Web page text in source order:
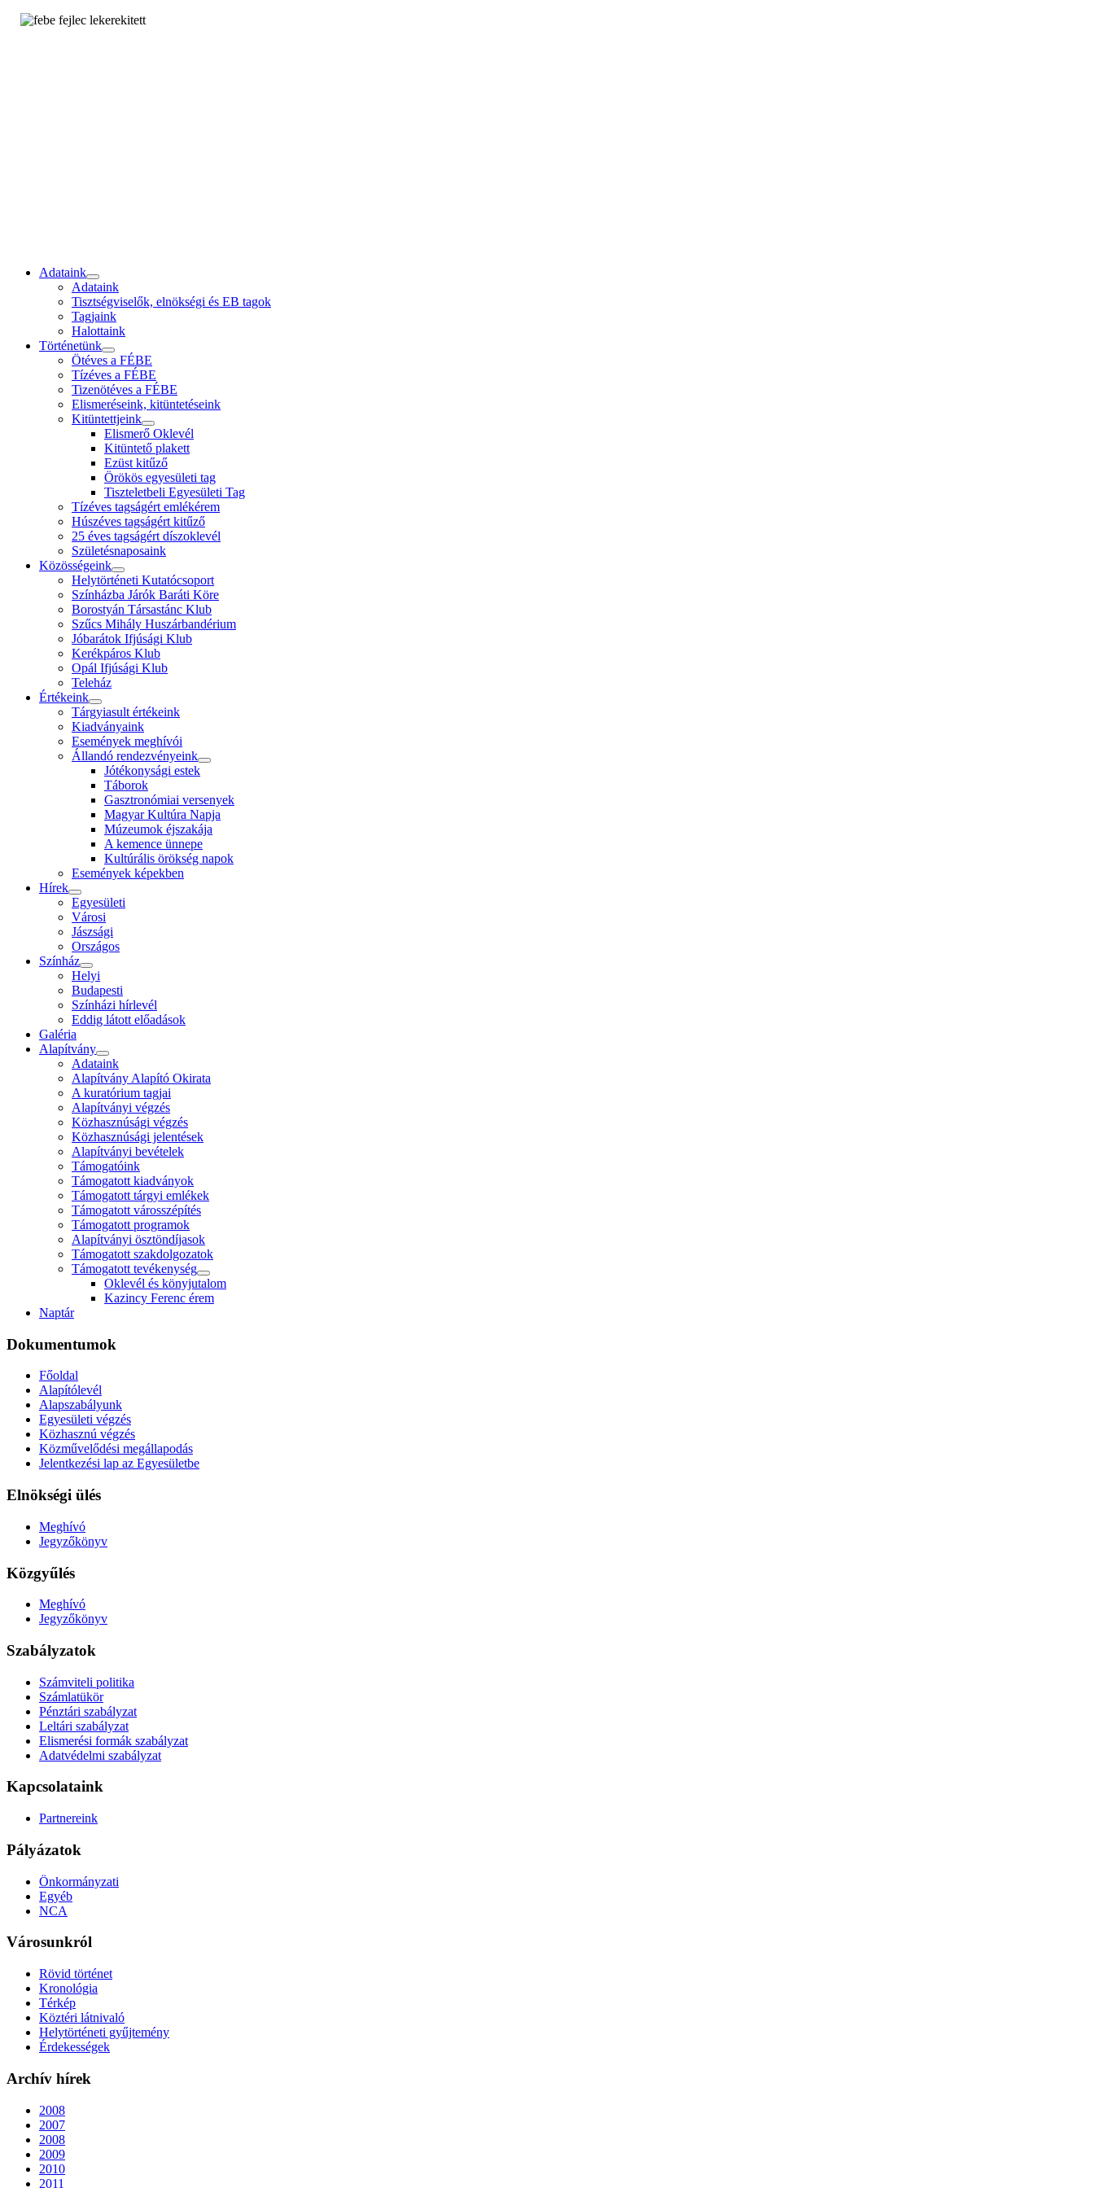
Adataink
Adataink
Tisztségviselők, elnökségi és EB tagok
Tagjaink
Halottaink
Történetünk
Ötéves a FÉBE
Tízéves a FÉBE
Tizenötéves a FÉBE
Elismeréseink, kitüntetéseink
Kitüntettjeink
Elismerő Oklevél
Kitüntető plakett
Ezüst kitűző
Örökös egyesületi tag
Tiszteletbeli Egyesületi Tag
Tízéves tagságért emlékérem
Húszéves tagságért kitűző
25 éves tagságért díszoklevél
Születésnaposaink
Közösségeink
Helytörténeti Kutatócsoport
Színházba Járók Baráti Köre
Borostyán Társastánc Klub
Szűcs Mihály Huszárbandérium
Jóbarátok Ifjúsági Klub
Kerékpáros Klub
Opál Ifjúsági Klub
Teleház
Értékeink
Tárgyiasult értékeink
Kiadványaink
Események meghívói
Állandó rendezvényeink
Jótékonysági estek
Táborok
Gasztronómiai versenyek
Magyar Kultúra Napja
Múzeumok éjszakája
A kemence ünnepe
Kultúrális örökség napok
Események képekben
Hírek
Egyesületi
Városi
Jászsági
Országos
Színház
Helyi
Budapesti
Színházi hírlevél
Eddig látott előadások
Galéria
Alapítvány
Adataink
Alapítvány Alapító Okirata
A kuratórium tagjai
Alapítványi végzés
Közhasznúsági végzés
Közhasznúsági jelentések
Alapítványi bevételek
Támogatóink
Támogatott kiadványok
Támogatott tárgyi emlékek
Támogatott városszépítés
Támogatott programok
Alapítványi ösztöndíjasok
Támogatott szakdolgozatok
Támogatott tevékenység
Oklevél és könyjutalom
Kazincy Ferenc érem
Naptár
Dokumentumok
Főoldal
Alapítólevél
Alapszabályunk
Egyesületi végzés
Közhasznú végzés
Közművelődési megállapodás
Jelentkezési lap az Egyesületbe
Elnökségi ülés
Meghívó
Jegyzőkönyv
Közgyűlés
Meghívó
Jegyzőkönyv
Szabályzatok
Számviteli politika
Számlatükör
Pénztári szabályzat
Leltári szabályzat
Elismerési formák szabályzat
Adatvédelmi szabályzat
Kapcsolataink
Partnereink
Pályázatok
Önkormányzati
Egyéb
NCA
Városunkról
Rövid történet
Kronológia
Térkép
Köztéri látnivaló
Helytörténeti gyűjtemény
Érdekességek
Archív hírek
2008
2007
2008
2009
2010
2011